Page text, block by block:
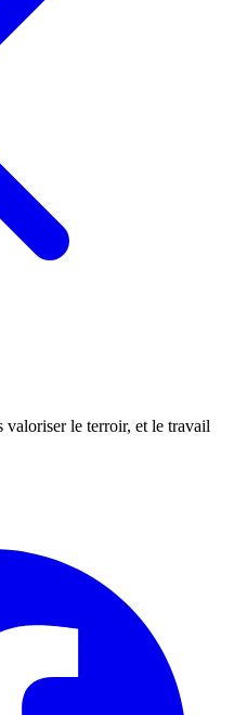
valoriser le terroir, et le travail